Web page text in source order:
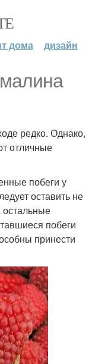
дома дизайн
редко. Однако,
отличные
побеги у
оставить не
остальные
побеги
принести